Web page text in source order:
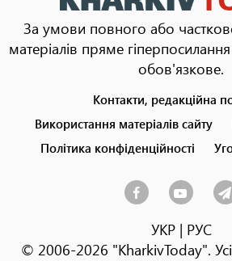
За умови повного або
матеріалів пряме
обов'язкове.
menu
Контакти, редакційна
Використання матеріалів сайту
Політика конфіденційності
УКР| РУС
© 2006-2026 "KharkivToday".